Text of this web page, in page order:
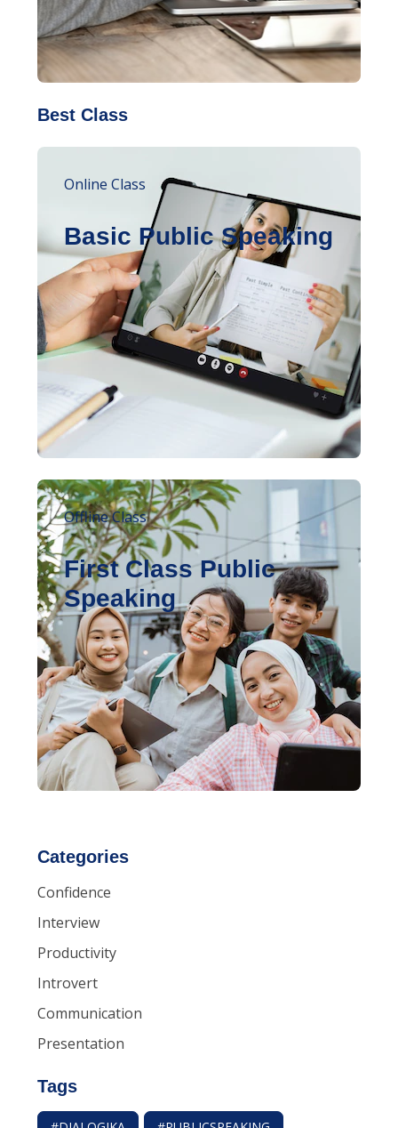
Categories
Confidence
Interview
Productivity
Introvert
Communication
Presentation
Tags
Best Class
Online Class
Basic Public Speaking
Offline Class
First Class Public
Speaking